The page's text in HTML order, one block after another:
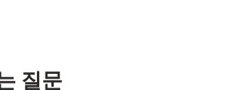
질문